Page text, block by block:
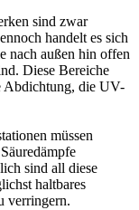
sind zwar
handelt es sich
nach außen hin offen
Diese Bereiche
Abdichtung, die UV-
müssen
sind all diese
haltbares
verringern.